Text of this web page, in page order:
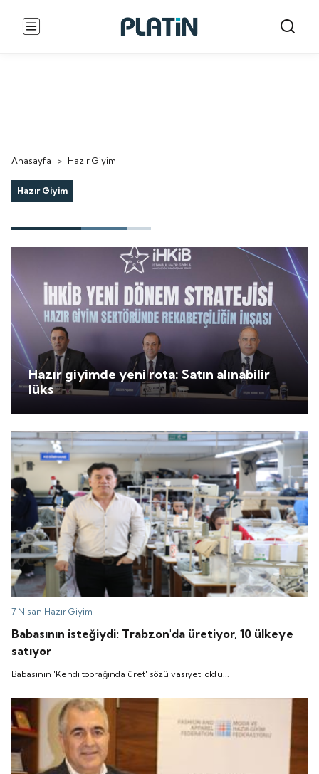
Anasayfa > Hazır Giyim
Hazır Giyim
Hazır giyimde yeni rota: Satın alınabilir
lüks
7 Nisan Hazır Giyim
Babasının isteğiydi: Trabzon'da üretiyor, 10 ülkeye
satıyor
Babasının 'Kendi toprağında üret' sözü vasiyeti oldu...